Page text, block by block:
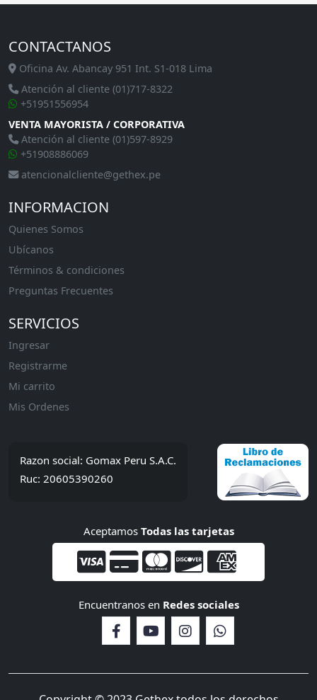
CONTACTANOS
Oficina Av. Abancay 951 Int. S1-018 Lima
Atención al cliente (01)717-8322
+51951556954
VENTA MAYORISTA / CORPORATIVA
Atención al cliente (01)597-8929
+51908886069
atencionalcliente@gethex.pe
INFORMACION
Quienes Somos
Ubícanos
Términos & condiciones
Preguntas Frecuentes
SERVICIOS
Ingresar
Registrarme
Mi carrito
Mis Ordenes
Razon social: Gomax Peru S.A.C.
Ruc: 20605390260
Aceptamos Todas las tarjetas
Encuentranos en Redes sociales